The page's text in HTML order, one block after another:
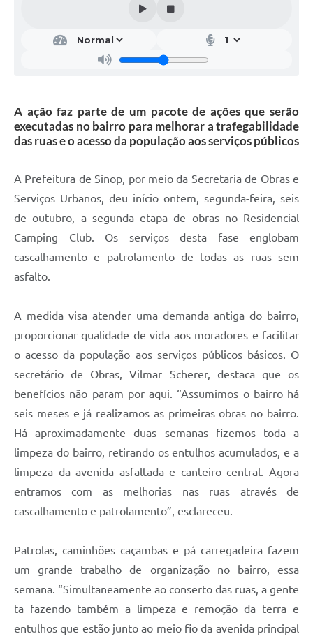
A ação faz parte de um pacote de ações que serão
executadas no bairro para melhorar a trafegabilidade
das ruas e o acesso da população aos serviços públicos
A Prefeitura de Sinop, por meio da Secretaria de Obras e
Serviços Urbanos, deu início ontem, segunda-feira, seis
de outubro, a segunda etapa de obras no Residencial
Camping Club. Os serviços desta fase englobam
cascalhamento e patrolamento de todas as ruas sem
asfalto.
A medida visa atender uma demanda antiga do bairro,
proporcionar qualidade de vida aos moradores e facilitar
o acesso da população aos serviços públicos básicos. O
secretário de Obras, Vilmar Scherer, destaca que os
benefícios não param por aqui. “Assumimos o bairro há
seis meses e já realizamos as primeiras obras no bairro.
Há aproximadamente duas semanas fizemos toda a
limpeza do bairro, retirando os entulhos acumulados, e a
limpeza da avenida asfaltada e canteiro central. Agora
entramos com as melhorias nas ruas através de
cascalhamento e patrolamento”, esclareceu.
Patrolas, caminhões caçambas e pá carregadeira fazem
um grande trabalho de organização no bairro, essa
semana. “Simultaneamente ao conserto das ruas, a gente
ta fazendo também a limpeza e remoção da terra e
entulhos que estão junto ao meio fio da avenida principal